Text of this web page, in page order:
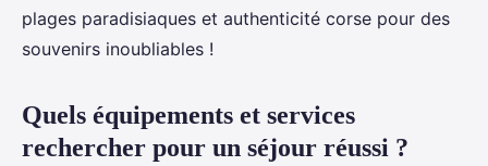
plages paradisiaques et authenticité corse pour des
souvenirs inoubliables !
Quels équipements et services
rechercher pour un séjour réussi ?